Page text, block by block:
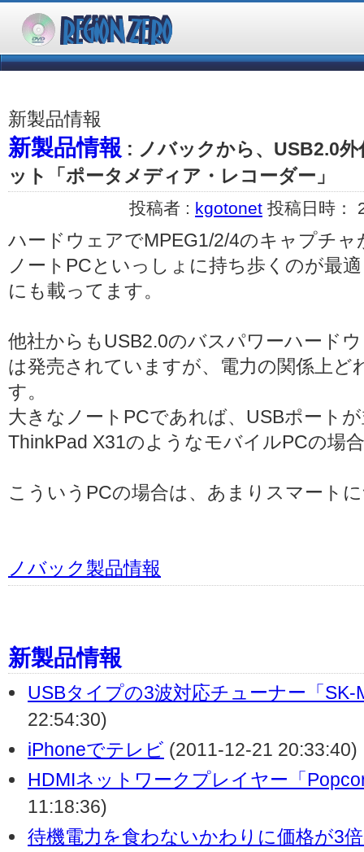
新製品情報
新製品情報 : ノバックから、USB2.0
ット「ポータメディア・レコーダー」
投稿者 : kgotonet 投稿日時：
ハードウェアでMPEG1/2/4のキャプチャ
ノートPCといっしょに持ち歩くのが最
にも載ってます。
他社からもUSB2.0のバスパワーハード
は発売されていますが、電力の関係上ど
す。
大きなノートPCであれば、USBポート
ThinkPad X31のようなモバイルPCの場
こういうPCの場合は、あまりスマート
ノバック製品情報
新製品情報
USBタイプの3波対応チューナー「SK-
22:54:30)
iPhoneでテレビ (2011-12-21 20:33:40)
HDMIネットワークプレイヤー「
11:18:36)
待機電力を食わないかわりに価格が3